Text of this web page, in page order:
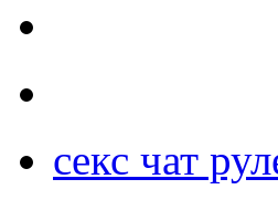
секс чат